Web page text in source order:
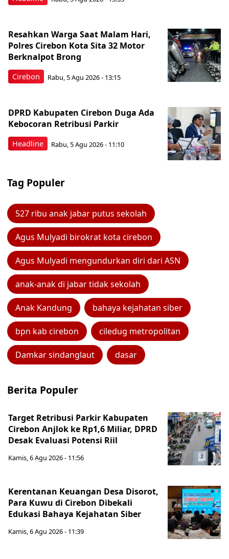
Cirebon
Resahkan Warga Saat Malam Hari,
Polres Cirebon Kota Sita 32 Motor
Berknalpot Brong
Rabu, 5 Agu 2026 - 13:15
Headline
DPRD Kabupaten Cirebon Duga Ada
Kebocoran Retribusi Parkir
Rabu, 5 Agu 2026 - 11:10
Tag Populer
527 ribu anak jabar putus sekolah
Agus Mulyadi birokrat kota cirebon
Agus Mulyadi mengundurkan diri dari ASN
anak-anak di jabar tidak sekolah
Anak Kandung bahaya kejahatan siber
bpn kab cirebon ciledug metropolitan
Damkar sindanglaut dasar
Berita Populer
Target Retribusi Parkir Kabupaten
Cirebon Anjlok ke Rp1,6 Miliar, DPRD
Desak Evaluasi Potensi Riil
Kamis, 6 Agu 2026 - 11:56
Kerentanan Keuangan Desa Disorot,
Para Kuwu di Cirebon Dibekali
Edukasi Bahaya Kejahatan Siber
Kamis, 6 Agu 2026 - 11:39